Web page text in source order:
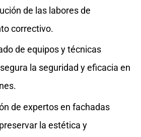
de las labores de
correctivo.
de equipos y técnicas
la seguridad y eficacia en
de expertos en fachadas
la estética y